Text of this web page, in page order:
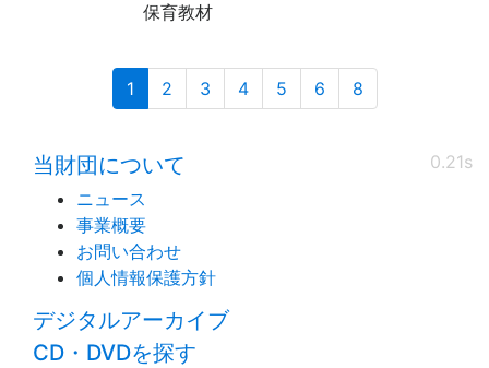
保育教材
1(current)
2 3 4 5 6 8
0.21s
当財団について
ニュース
事業概要
お問い合わせ
個人情報保護方針
デジタルアーカイブ
CD・DVDを探す